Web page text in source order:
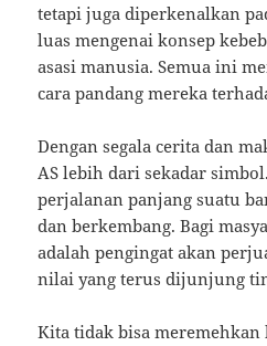
tetapi juga diperkenalkan
luas mengenai konsep
asasi manusia. Semua ini
cara pandang mereka
Dengan segala cerita dan
AS lebih dari sekadar
perjalanan panjang suatu
dan berkembang. Bagi
adalah pengingat akan
nilai yang terus dijunjung
Kita tidak bisa